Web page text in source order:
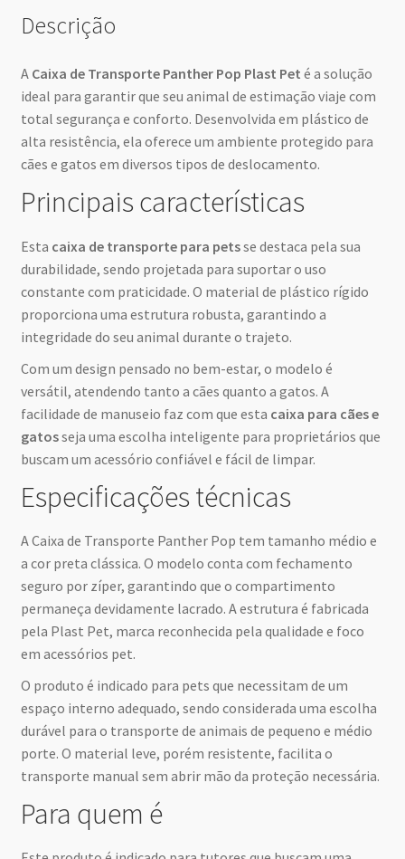
Descrição
A Caixa de Transporte Panther Pop Plast Pet é a solução
ideal para garantir que seu animal de estimação viaje com
total segurança e conforto. Desenvolvida em plástico de
alta resistência, ela oferece um ambiente protegido para
cães e gatos em diversos tipos de deslocamento.
Principais características
Esta caixa de transporte para petsse destaca pela sua
durabilidade, sendo projetada para suportar o uso
constante com praticidade. O material de plástico rígido
proporciona uma estrutura robusta, garantindo a
integridade do seu animal durante o trajeto.
Com um design pensado no bem-estar, o modelo é
versátil, atendendo tanto a cães quanto a gatos. A
facilidade de manuseio faz com que esta caixa para cães e
gatosseja uma escolha inteligente para proprietários que
buscam um acessório confiável e fácil de limpar.
Especificações técnicas
A Caixa de Transporte Panther Pop tem tamanho médio e
a cor preta clássica. O modelo conta com fechamento
seguro por zíper, garantindo que o compartimento
permaneça devidamente lacrado. A estrutura é fabricada
pela Plast Pet, marca reconhecida pela qualidade e foco
em acessórios pet.
O produto é indicado para pets que necessitam de um
espaço interno adequado, sendo considerada uma escolha
durável para o transporte de animais de pequeno e médio
porte. O material leve, porém resistente, facilita o
transporte manual sem abrir mão da proteção necessária.
Para quem é